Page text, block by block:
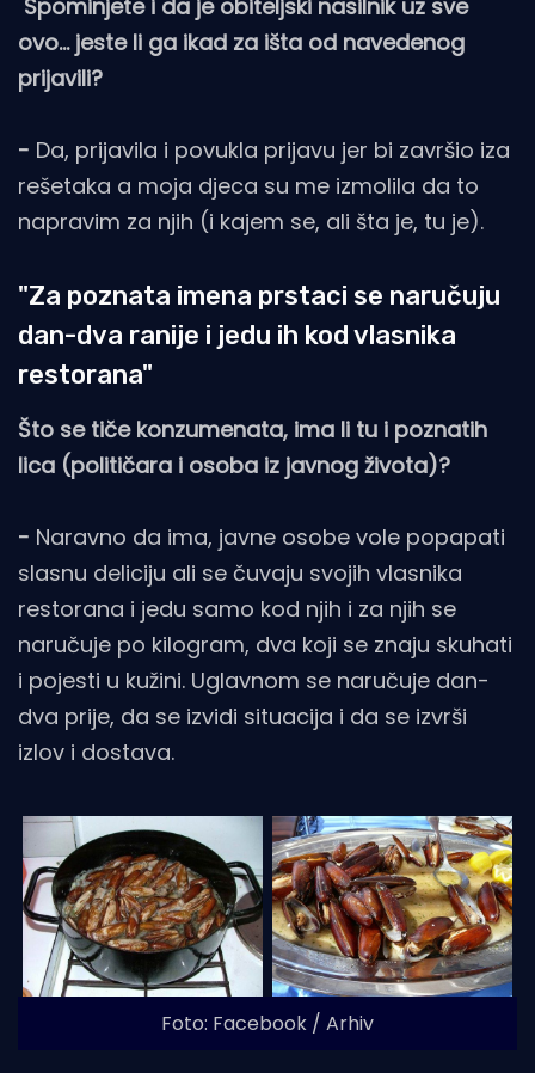
Spominjete i da je obiteljski nasilnik uz sve
ovo... jeste li ga ikad za išta od navedenog
prijavili?
- Da, prijavila i povukla prijavu jer bi završio iza
rešetaka a moja djeca su me izmolila da to
napravim za njih (i kajem se, ali šta je, tu je).
"Za poznata imena prstaci se naručuju
dan-dva ranije i jedu ih kod vlasnika
restorana"
Što se tiče konzumenata, ima li tu i poznatih
lica (političara i osoba iz javnog života)?
- Naravno da ima, javne osobe vole popapati
slasnu deliciju ali se čuvaju svojih vlasnika
restorana i jedu samo kod njih i za njih se
naručuje po kilogram, dva koji se znaju skuhati
i pojesti u kužini. Uglavnom se naručuje dan-
dva prije, da se izvidi situacija i da se izvrši
izlov i dostava.
Foto: Facebook / Arhiv